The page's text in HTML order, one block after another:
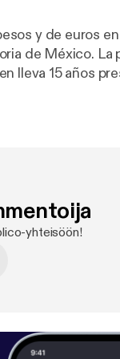
y de euros
de México. La
lleva 15 años
López y
ejecutiva:
yhteisöön!